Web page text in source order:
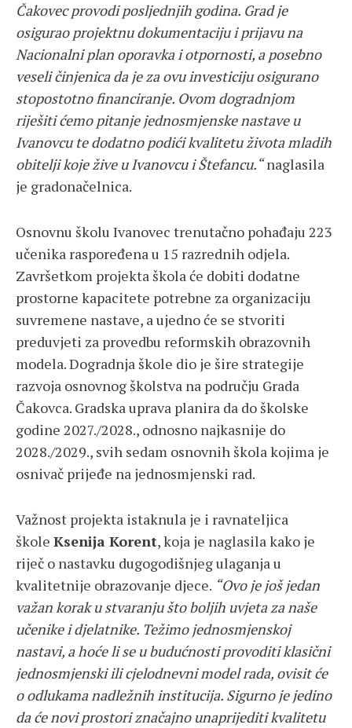
Čakovec provodi posljednjih godina. Grad je
osigurao projektnu dokumentaciju i prijavu na
Nacionalni plan oporavka i otpornosti, a posebno
veseli činjenica da je za ovu investiciju osigurano
stopostotno financiranje. Ovom dogradnjom
riješiti ćemo pitanje jednosmjenske nastave u
Ivanovcu te dodatno podići kvalitetu života mladih
obitelji koje žive u Ivanovcu i Štefancu.“naglasila
je gradonačelnica.
Osnovnu školu Ivanovec trenutačno pohađaju 223
učenika raspoređena u 15 razrednih odjela.
Završetkom projekta škola će dobiti dodatne
prostorne kapacitete potrebne za organizaciju
suvremene nastave, a ujedno će se stvoriti
preduvjeti za provedbu reformskih obrazovnih
modela. Dogradnja škole dio je šire strategije
razvoja osnovnog školstva na području Grada
Čakovca. Gradska uprava planira da do školske
godine 2027./2028., odnosno najkasnije do
2028./2029., svih sedam osnovnih škola kojima je
osnivač prijeđe na jednosmjenski rad.
Važnost projekta istaknula je i ravnateljica
škole Ksenija Korent, koja je naglasila kako je
riječ o nastavku dugogodišnjeg ulaganja u
kvalitetnije obrazovanje djece. “Ovo je još jedan
važan korak u stvaranju što boljih uvjeta za naše
učenike i djelatnike. Težimo jednosmjenskoj
nastavi, a hoće li se u budućnosti provoditi klasični
jednosmjenski ili cjelodnevni model rada, ovisit će
o odlukama nadležnih institucija. Sigurno je jedino
da će novi prostori značajno unaprijediti kvalitetu